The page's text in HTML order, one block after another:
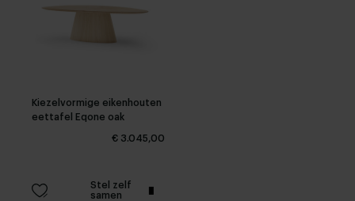
Kiezelvormige eikenhouten
eettafel Eqone oak
€ 3.045,00
Stel zelf
samen